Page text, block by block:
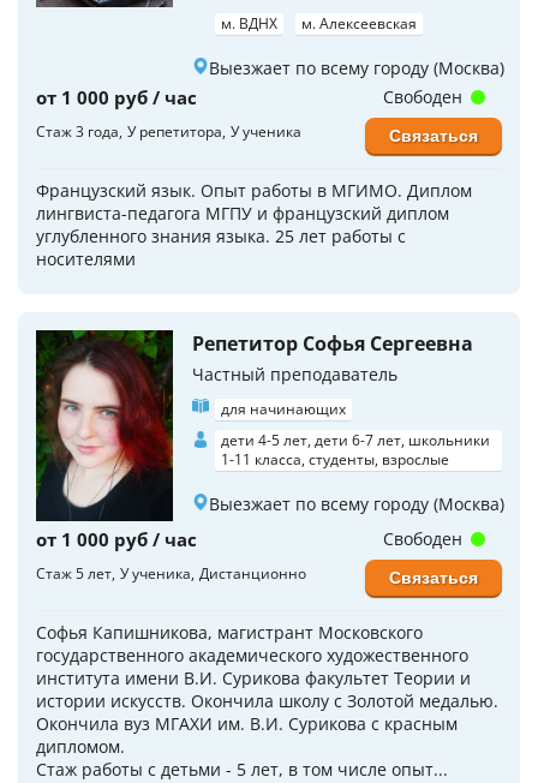
м. ВДНХ м. Алексеевская
Выезжает по всему городу (Москва)
от 1 000 руб / час
Стаж 3 года У репетитора У ученика
Французский язык. Опыт работы в МГИМО. Диплом
лингвиста-педагога МГПУ и французский диплом
углубленного знания языка. 25 лет работы с
носителями
Свободен
Связаться
Репетитор Софья Сергеевна
Частный преподаватель
для начинающих
дети 4-5 лет, дети 6-7 лет, школьники
1-11 класса, студенты, взрослые
Выезжает по всему городу (Москва)
от 1 000 руб / час
Стаж 5 лет У ученика Дистанционно
Софья Капишникова, магистрант Московского
государственного академического художественного
института имени В.И. Сурикова факультет Теории и
истории искусств. Окончила школу с Золотой медалью.
Окончила вуз МГАХИ им. В.И. Сурикова с красным
дипломом.
Стаж работы с детьми - 5 лет, в том числе опыт...
Свободен
Связаться